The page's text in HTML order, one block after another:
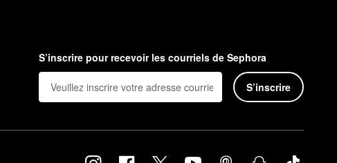
S’inscrire pour recevoir les courriels de Sephora
S’inscrire